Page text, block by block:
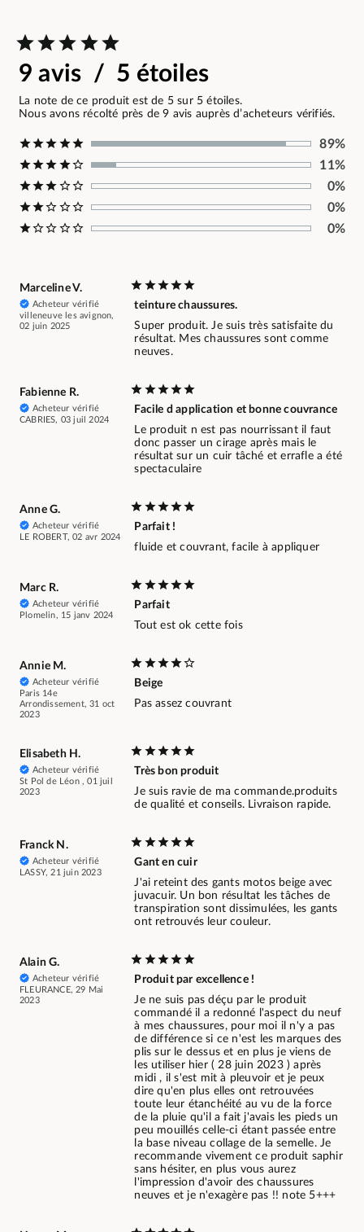
9 avis / 5 étoiles
La note de ce produit est de 5 sur 5 étoiles.
Nous avons récolté près de 9 avis auprès d’acheteurs vérifiés.
89%
11%
0%
0%
0%
Marceline V.
Acheteur vérifié
villeneuve les avignon,
02 juin 2025
teinture chaussures.
Super produit. Je suis très satisfaite du
résultat. Mes chaussures sont comme
neuves.
Fabienne R.
Acheteur vérifié
CABRIES, 03 juil 2024
Facile d application et bonne couvrance
Le produit n est pas nourrissant il faut
donc passer un cirage après mais le
résultat sur un cuir tâché et errafle a été
spectaculaire
Anne G.
Acheteur vérifié
LE ROBERT, 02 avr 2024
Parfait !
fluide et couvrant, facile à appliquer
Marc R.
Acheteur vérifié
Plomelin, 15 janv 2024
Parfait
Tout est ok cette fois
Annie M.
Acheteur vérifié
Paris 14e
Arrondissement, 31 oct
2023
Beige
Pas assez couvrant
Elisabeth H.
Acheteur vérifié
St Pol de Léon , 01 juil
2023
Très bon produit
Je suis ravie de ma commande.produits
de qualité et conseils. Livraison rapide.
Franck N.
Acheteur vérifié
LASSY, 21 juin 2023
Gant en cuir
J'ai reteint des gants motos beige avec
juvacuir. Un bon résultat les tâches de
transpiration sont dissimulées, les gants
ont retrouvés leur couleur.
Alain G.
Acheteur vérifié
FLEURANCE, 29 Mai
2023
Produit par excellence !
Je ne suis pas déçu par le produit
commandé il a redonné l'aspect du neuf
à mes chaussures, pour moi il n'y a pas
de différence si ce n'est les marques des
plis sur le dessus et en plus je viens de
les utiliser hier ( 28 juin 2023 ) après
midi , il s'est mit à pleuvoir et je peux
dire qu'en plus elles ont retrouvées
toute leur étanchéité au vu de la force
de la pluie qu'il a fait j'avais les pieds un
peu mouillés celle-ci étant passée entre
la base niveau collage de la semelle. Je
recommande vivement ce produit saphir
sans hésiter, en plus vous aurez
l'impression d'avoir des chaussures
neuves et je n'exagère pas !! note 5+++